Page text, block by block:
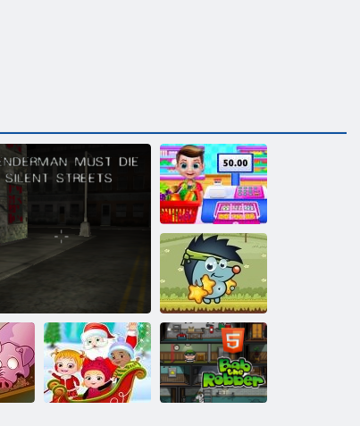
Mans lielveikala
stāsts
Sboschik āboli